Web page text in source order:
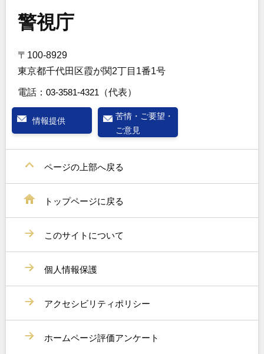
警視庁
〒100-8929
東京都千代田区霞が関2丁目1番1号
電話： 03-3581-4321 （代表）
情報提供
苦情・ご要望・
ご意見
ページの上部へ戻る
トップページに戻る
このサイトについて
個人情報保護
アクセシビリティポリシー
ホームページ評価アンケート